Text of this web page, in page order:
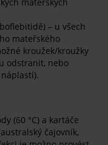
– u všech
mateřského
kroužek/kroužky
odstranit, nebo
(60 °C) a kartáče
čajovník,